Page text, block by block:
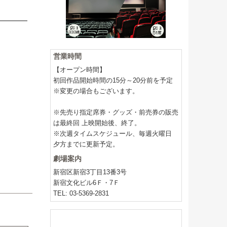
営業時間
【オープン時間】
初回作品開始時間の15分～20分前を予定
※変更の場合もございます。
※先売り指定席券・グッズ・前売券の販売
は最終回 上映開始後、終了。
※次週タイムスケジュール、毎週火曜日
夕方までに更新予定。
劇場案内
新宿区新宿3丁目13番3号
新宿文化ビル6Ｆ・7Ｆ
TEL: 03-5369-2831